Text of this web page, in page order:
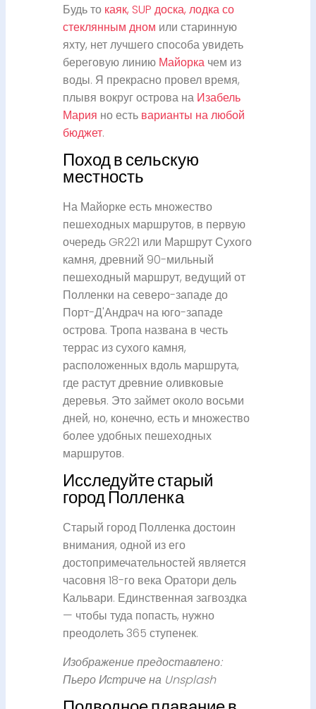
Будь то каяк, SUP доска, лодка со
стеклянным дном или старинную
яхту, нет лучшего способа увидеть
береговую линию Майорка чем из
воды. Я прекрасно провел время,
плывя вокруг острова на Изабель
Мария но есть варианты на любой
бюджет.
Поход в сельскую
местность
На Майорке есть множество
пешеходных маршрутов, в первую
очередь GR221 или Маршрут Сухого
камня, древний 90-мильный
пешеходный маршрут, ведущий от
Полленки на северо-западе до
Порт-Д'Андрач на юго-западе
острова. Тропа названа в честь
террас из сухого камня,
расположенных вдоль маршрута,
где растут древние оливковые
деревья. Это займет около восьми
дней, но, конечно, есть и множество
более удобных пешеходных
маршрутов.
Исследуйте старый
город Полленка
Старый город Полленка достоин
внимания, одной из его
достопримечательностей является
часовня 18-го века Оратори дель
Кальвари. Единственная загвоздка
— чтобы туда попасть, нужно
преодолеть 365 ступенек.
Изображение предоставлено:
Пьеро Истриче на Unsplash